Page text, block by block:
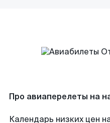
Про авиаперелеты на
Календарь низких цен